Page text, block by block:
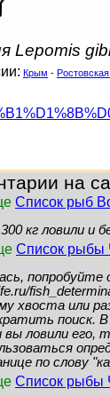
Lepomis
Крым -
на
Список рыб
кг ловили и
Список рыбы
хвоста или
поиск.
вы ловили его,
по слову
Список рыбы